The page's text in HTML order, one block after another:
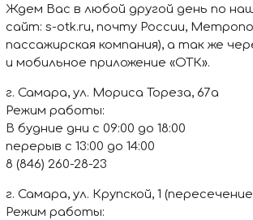
Ждем Вас в любой другой день по
сайт: s-otk.ru, почту России,
пассажирская компания), а так же
и мобильное приложение «ОТК».
г. Самара, ул. Мориса Тореза, 67а
Режим работы:
В будние дни с 09:00 до 18:00
перерыв с 13:00 до 14:00
8 (846) 260-28-23
г. Самара, ул. Крупской, 1
Режим работы: